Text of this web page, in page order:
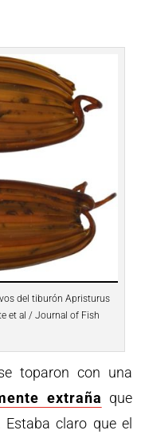
del tiburón Apristurus
et al / Journal of Fish
toparon con una
extraña que
claro que el